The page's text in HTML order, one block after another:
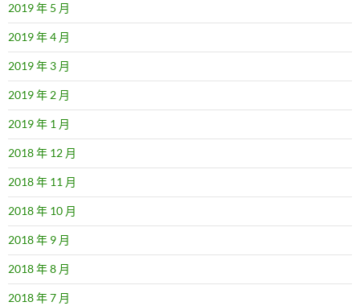
2019 年 5 月
2019 年 4 月
2019 年 3 月
2019 年 2 月
2019 年 1 月
2018 年 12 月
2018 年 11 月
2018 年 10 月
2018 年 9 月
2018 年 8 月
2018 年 7 月